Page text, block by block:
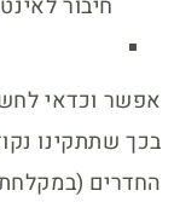
חיבור
אפשר וכדאי
בכך שתתקינו
החדרים